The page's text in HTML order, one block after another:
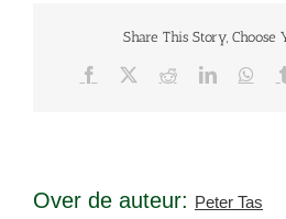
Share This Story, Choose
Facebook RedditLinkedIn
Over de auteur: Peter Tas